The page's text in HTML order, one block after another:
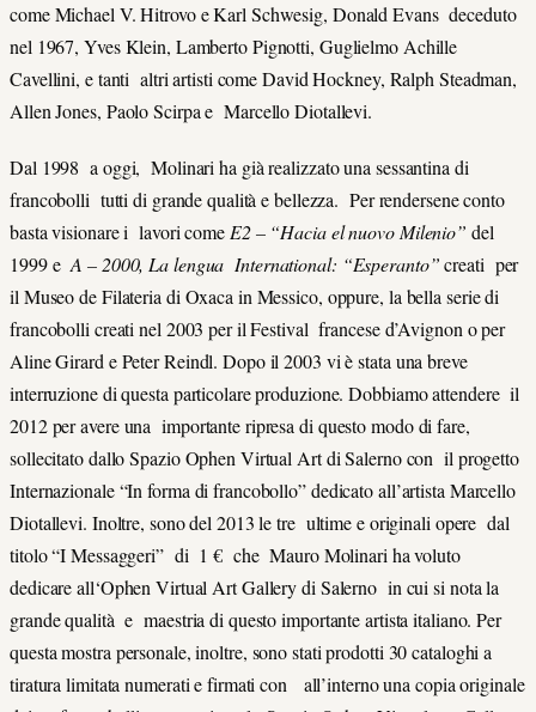
come Michael V. Hitrovo e Karl Schwesig, Donald Evans deceduto
nel 1967, Yves Klein, Lamberto Pignotti, Guglielmo Achille
Cavellini, e tanti altri artisti come David Hockney, Ralph Steadman,
Allen Jones, Paolo Scirpa e Marcello Diotallevi.
Dal 1998 a oggi, Molinari ha già realizzato una sessantina di
francobolli tutti di grande qualità e bellezza. Per rendersene conto
basta visionare i lavori come E2 – “Hacia el nuovo Milenio” del
1999 eA – 2000, La lengua International: “Esperanto”creati per
il Museo de Filateria di Oxaca in Messico, oppure, la bella serie di
francobolli creati nel 2003 per il Festival francese d’Avignon o per
Aline Girard e Peter Reindl. Dopo il 2003 vi è stata una breve
interruzione di questa particolare produzione. Dobbiamo attendere il
2012 per avere una importante ripresa di questo modo di fare,
sollecitato dallo Spazio Ophen Virtual Art di Salerno con il progetto
Internazionale “In forma di francobollo” dedicato all’artista Marcello
Diotallevi. Inoltre, sono del 2013 le tre ultime e originali opere dal
titolo “I Messaggeri” di 1 € che Mauro Molinari ha voluto
dedicare all‘Ophen Virtual Art Gallery di Salerno in cui si nota la
grande qualità e maestria di questo importante artista italiano. Per
questa mostra personale, inoltre, sono stati prodotti 30 cataloghi a
tiratura limitata numerati e firmati con all’interno una copia originale